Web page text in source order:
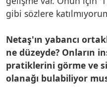
gibi sözlere
Netaş'ın yabancı
ne düzeyde? Onların
pratiklerini görme ve
olanağı bulabiliyor